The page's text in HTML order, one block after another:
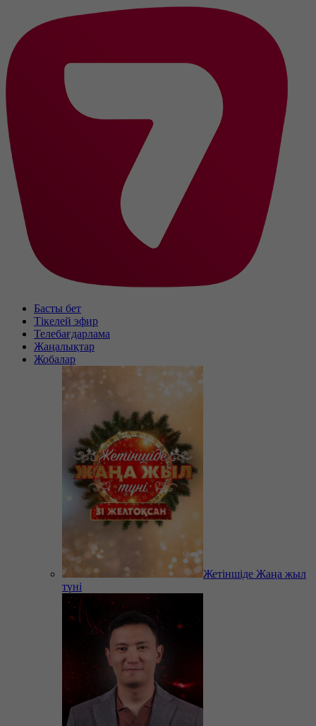
Басты бет
Тікелей эфир
Телебағдарлама
Жаңалықтар
Жобалар
Жетіншіде Жаңа жыл
түні